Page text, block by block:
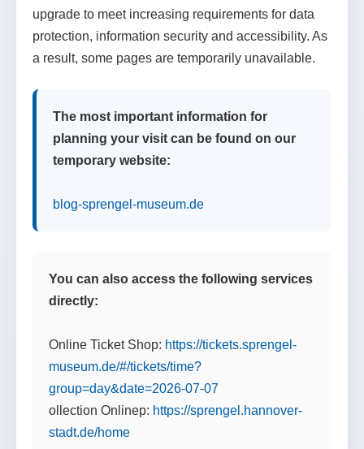
upgrade to meet increasing requirements for data
protection, information security and accessibility. As
a result, some pages are temporarily unavailable.
The most important information for
planning your visit can be found on our
temporary website:
blog-sprengel-museum.de
You can also access the following services
directly:
Online Ticket Shop: https://tickets.sprengel-
museum.de/#/tickets/time?
group=day&date=2026-07-07
ollection Onlinep: https://sprengel.hannover-
stadt.de/home